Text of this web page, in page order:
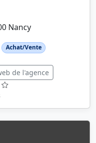
Nancy
Achat/Vente
de l'agence